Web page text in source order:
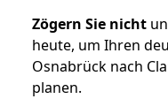
Zögern Sie nicht
heute, um Ihren
Osnabrück nach
planen.